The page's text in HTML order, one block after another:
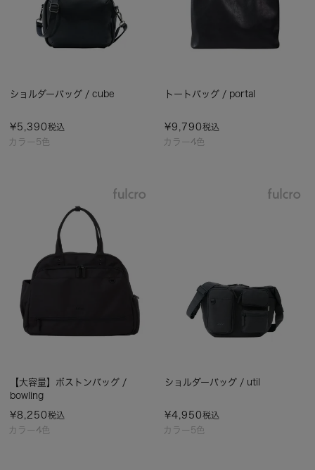
カラー5色
ショルダーバッグ / cube
¥5,390税込
カラー4色
トートバッグ / portal
¥9,790税込
カラー4色
【大容量】ボストンバッグ /
bowling
¥8,250税込
カラー5色
ショルダーバッグ / util
¥4,950税込